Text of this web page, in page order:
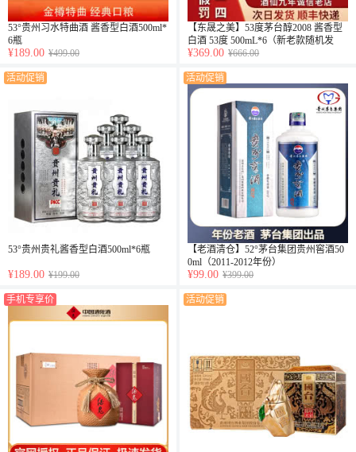
53°贵州习水特曲酒 酱香型白酒500ml*
6瓶
¥189.00 ¥499.00
【东晟之美】53度茅台醇2008 酱香型
白酒 53度 500mL*6（新老款随机发
货）
¥369.00 ¥666.00
活动促销
53°贵州贵礼酱香型白酒500ml*6瓶
¥189.00 ¥199.00
活动促销
【老酒清仓】52°茅台集团贵州窖酒50
0ml（2011-2012年份）
¥99.00 ¥399.00
手机专享价 活动促销